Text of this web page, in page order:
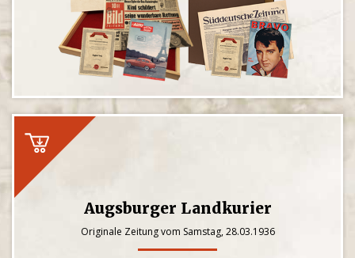
Augsburger Landkurier
Originale Zeitung vom Samstag, 28.03.1936